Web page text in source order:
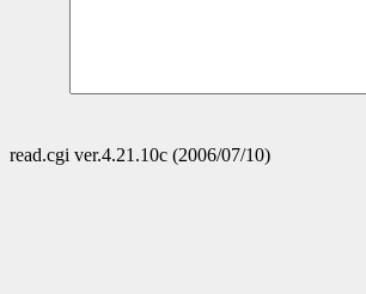
read.cgi ver.4.21.10c (2006/07/10)